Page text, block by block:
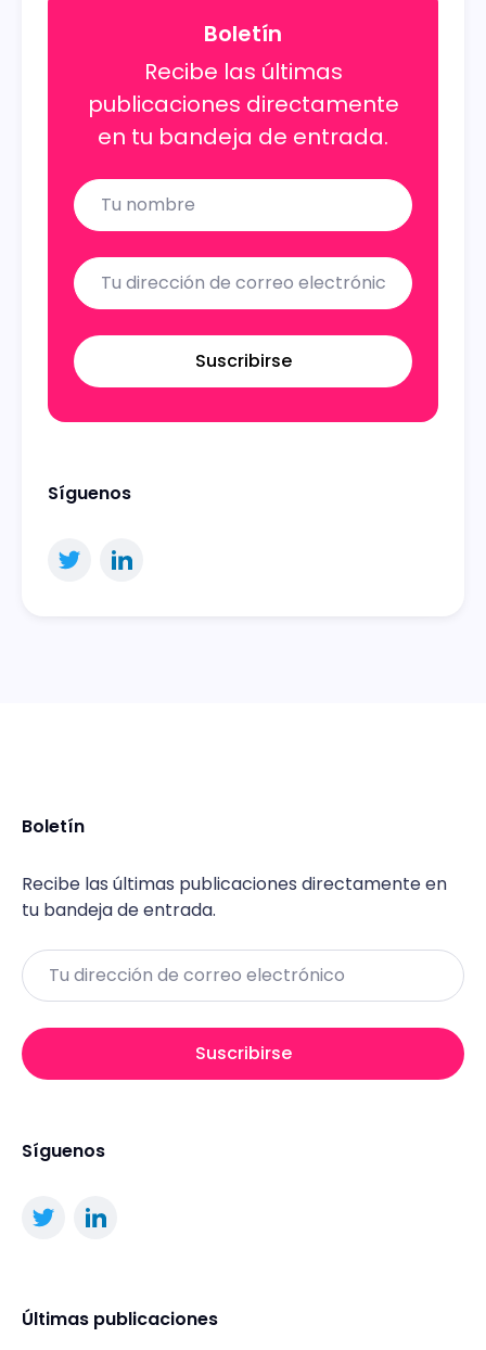
Boletín
Recibe las últimas
publicaciones directamente
en tu bandeja de entrada.
Name
Email
Suscribirse
Síguenos
Boletín
Recibe las últimas publicaciones directamente en
tu bandeja de entrada.
Email
Suscribirse
Síguenos
Últimas publicaciones